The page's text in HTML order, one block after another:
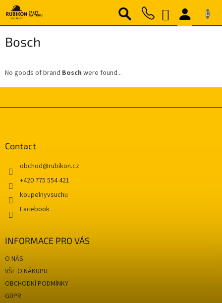
content
SHOPPING
CART
Bosch
No goods of brand Bosch were found...
Contact
obchod@rubikon.cz
+420 775 554 421
Facebook
koupelnyvsuchu
INFORMACE PRO VÁS
O NÁS
VŠE O NÁKUPU
OBCHODNÍ PODMÍNKY
GDPR